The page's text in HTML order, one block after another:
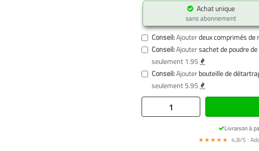
Achat unique
sans abonnement
Conseil:Ajouterdeux comprimés de
Conseil:Ajoutersachet de poudre
seulement 1.95
Conseil:Ajouterbouteille de
seulement 5.95
Livraison à
★★★★★ 4,8/5 ·